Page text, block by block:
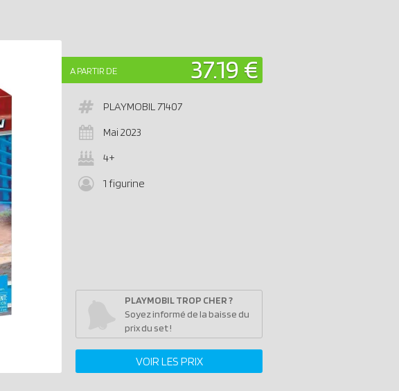
A PARTIR DE 37.19 €
PLAYMOBIL71407
Mai 2023
4+
1 figurine
PLAYMOBIL TROP CHER ?
Soyez informé de la baisse du
prix du set !
VOIR LES PRIX